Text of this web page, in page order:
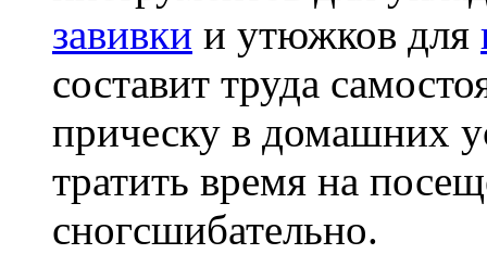
завивки и утюжков для
составит труда
прическу в домашних
тратить время на
сногсшибательно.